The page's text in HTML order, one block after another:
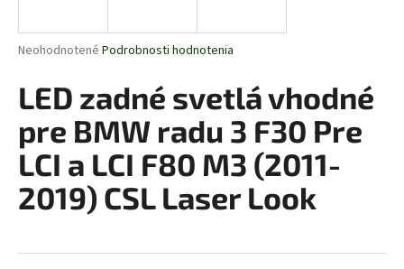
Priemerné
produktu
je
5
hviezdičiek.
Neohodnotené Podrobnosti hodnotenia
LED zadné svetlá vhodné
pre BMW radu 3 F30 Pre
LCI a LCI F80 M3 (2011-
2019) CSL Laser Look
j
ť
?
HĽADAŤ